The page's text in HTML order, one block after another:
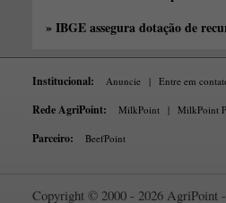
» IBGE assegura dotação de
Institucional: Anuncie | Entre em
Rede AgriPoint: MilkPoint | MilkPoint
Parceiro: BeefPoint
Copyright © 2000 - 2026 AgriPoint